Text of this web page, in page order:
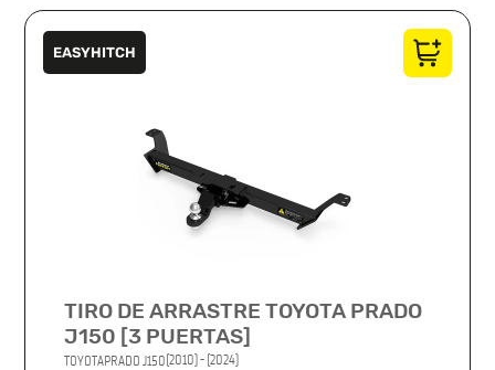
EASYHITCH
TIRO DE ARRASTRE TOYOTA PRADO
J150 [3 PUERTAS]
TOYOTAPRADO J150(2010) - (2024)